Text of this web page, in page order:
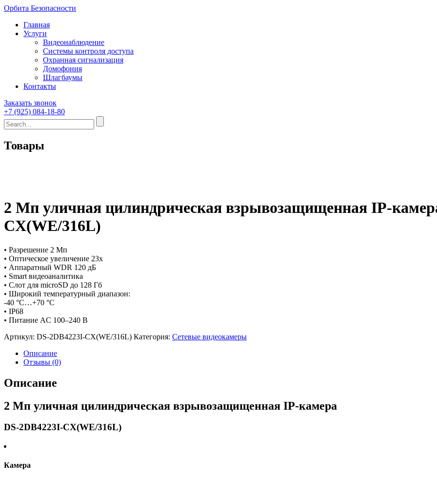
Орбита Безопасности
Главная
Услуги
Видеонаблюдение
Системы контроля доступа
Охранная сигнализация
Домофония
Шлагбаумы
Контакты
Заказать звонок
+7 (925) 084-18-80
Товары
2 Мп уличная цилиндрическая взрывозащищенная IP-
CX(WE/316L)
• Разрешение 2 Мп
• Оптическое увеличение 23х
• Аппаратный WDR 120 дБ
• Smart видеоаналитика
• Слот для microSD до 128 Гб
• Широкий температурный диапазон:
-40 °C…+70 °C
• IP68
• Питание AC 100–240 В
Артикул: DS-2DB4223I-CX(WE/316L) Категория: Сетевые видеокамеры
Описание
Отзывы (0)
Описание
2 Мп уличная цилиндрическая взрывозащищенная IP-камера
DS-2DB4223I-CX(WE/316L)
Камера